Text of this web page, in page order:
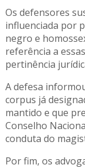
Os defensores
influenciada por
negro e
referência a
pertinência
A defesa
corpus já
mantido e que
Conselho
conduta do
Por fim, os